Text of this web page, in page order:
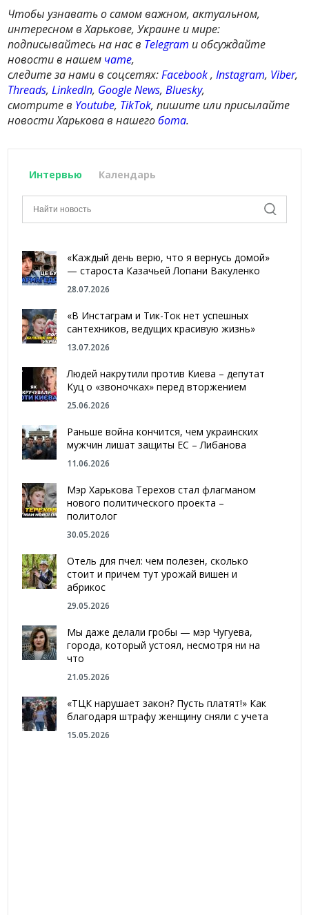
Чтобы узнавать о самом важном, актуальном,
интересном в Харькове, Украине и мире:
подписывайтесь на нас в Telegram и обсуждайте
новости в нашем чате,
следите за нами в соцсетях:Facebook,Instagram, Viber,
Threads,LinkedIn, Google News,Bluesky,
смотрите в Youtube, TikTok, пишите или присылайте
новости Харькова в нашегобота.
Интервью Календарь
«Каждый день верю, что я вернусь домой»
— староста Казачьей Лопани Вакуленко
28.07.2026
«В Инстаграм и Тик-Ток нет успешных
сантехников, ведущих красивую жизнь»
13.07.2026
Людей накрутили против Киева – депутат
Куц о «звоночках» перед вторжением
25.06.2026
Раньше война кончится, чем украинских
мужчин лишат защиты ЕС – Либанова
11.06.2026
Мэр Харькова Терехов стал флагманом
нового политического проекта –
политолог
30.05.2026
Отель для пчел: чем полезен, сколько
стоит и причем тут урожай вишен и
абрикос
29.05.2026
Мы даже делали гробы — мэр Чугуева,
города, который устоял, несмотря ни на
что
21.05.2026
«ТЦК нарушает закон? Пусть платят!» Как
благодаря штрафу женщину сняли с учета
15.05.2026